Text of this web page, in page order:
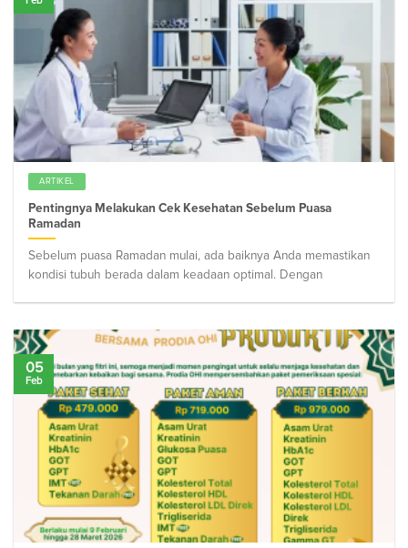
ARTIKEL
Pentingnya Melakukan Cek Kesehatan Sebelum Puasa
Ramadan
Sebelum puasa Ramadan mulai, ada baiknya Anda memastikan
kondisi tubuh berada dalam keadaan optimal. Dengan
05
Feb